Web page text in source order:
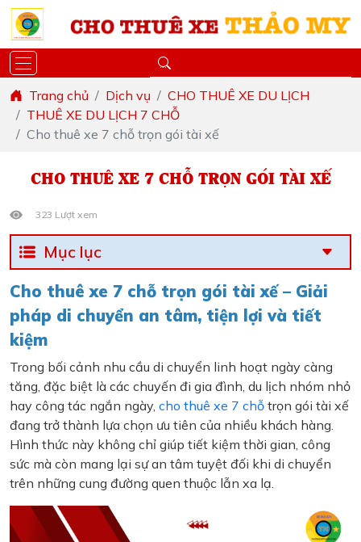
Trang chủ Dịch vụ
CHO THUÊ XE DU LỊCH
THUÊ XE DU LỊCH 7 CHỖ
Cho thuê xe 7 chỗ trọn gói tài xế
CHO THUÊ XE 7 CHỖ TRỌN GÓI TÀI XẾ
323 Lượt xem
Mục lục
Cho thuê xe 7 chỗ trọn gói tài xế – Giải
pháp di chuyển an tâm, tiện lợi và tiết
kiệm
Trong bối cảnh nhu cầu di chuyển linh hoạt ngày càng
tăng, đặc biệt là các chuyến đi gia đình, du lịch nhóm nhỏ
hay công tác ngắn ngày, cho thuê xe 7 chỗ trọn gói tài xế
đang trở thành lựa chọn ưu tiên của nhiều khách hàng.
Hình thức này không chỉ giúp tiết kiệm thời gian, công
sức mà còn mang lại sự an tâm tuyệt đối khi di chuyển
trên những cung đường quen thuộc lẫn xa lạ.